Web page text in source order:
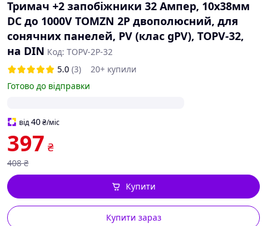
Тримач +2 запобіжники 32 Ампер, 10x38мм
DC до 1000V TOMZN 2Р двополюсний, для
сонячних панелей, PV (клас gPV), TOPV-32,
на DIN Код: TOPV-2P-32
5.0 (3)
20+ купили
Готово до відправки
від40₴/міс
397 ₴
408 ₴
Купити зараз
Купити